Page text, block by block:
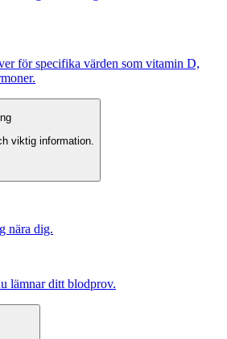
för specifika värden som vitamin D,
viktig information.
nära dig.
lämnar ditt blodprov.